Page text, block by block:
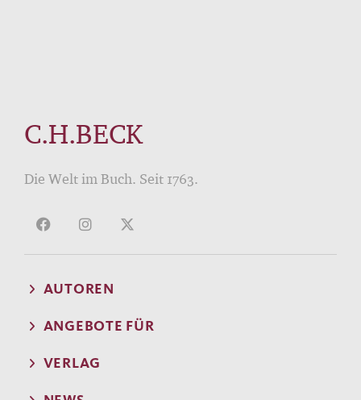
C.H.BECK
Die Welt im Buch. Seit 1763.
AUTOREN
ANGEBOTE FÜR
VERLAG